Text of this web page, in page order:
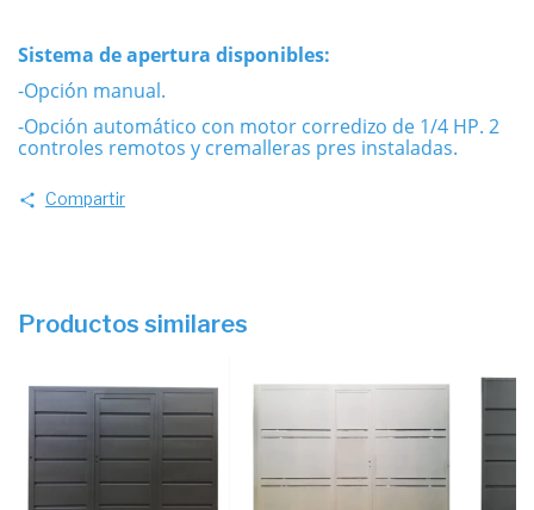
Sistema de apertura disponibles:
-Opción manual.
-Opción automático con motor corredizo de 1/4 HP. 2
controles remotos y cremalleras pres instaladas.
Compartir
Productos similares